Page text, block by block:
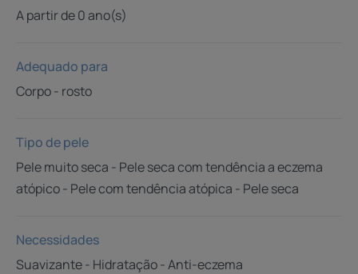
A partir de 0 ano(s)
Adequado para
Corpo - rosto
Tipo de pele
Pele muito seca - Pele seca com tendência a eczema
atópico - Pele com tendência atópica - Pele seca
Necessidades
Suavizante - Hidratação - Anti-eczema